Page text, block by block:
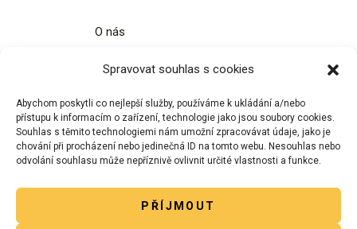
Spravovat souhlas s cookies
Abychom poskytli co nejlepší služby, používáme k ukládání a/nebo
přístupu k informacím o zařízení, technologie jako jsou soubory cookies.
Souhlas s těmito technologiemi nám umožní zpracovávat údaje, jako je
chování při procházení nebo jedinečná ID na tomto webu. Nesouhlas nebo
odvolání souhlasu může nepříznivě ovlivnit určité vlastnosti a funkce.
PŘÍJMOUT
O nás
Obchodní podmínky
Zásady ochrany osobních údajů
Zásady cookies (EU)